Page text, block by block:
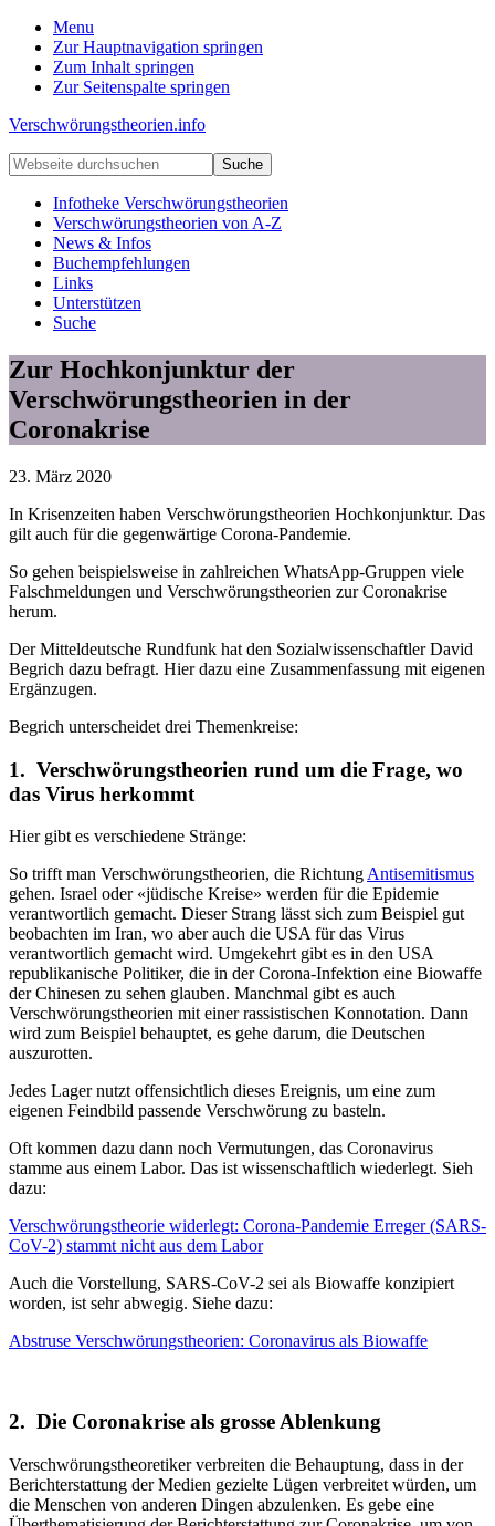
Menu
Zur Hauptnavigation springen
Zum Inhalt springen
Zur Seitenspalte springen
Verschwörungstheorien.info
Beiträge
zu
Merkmalen,
Funktionen
Risiken
konspirationistischen
Denkens
Webseite
durchsuchen
Infotheke Verschwörungstheorien
Verschwörungstheorien von A-Z
News & Infos
Buchempfehlungen
Links
Unterstützen
Suche
Zur Hochkonjunktur der
Verschwörungstheorien in der
Coronakrise
23. März 2020
In Krisenzeiten haben Verschwörungstheorien Hochkonjunktur. Das
gilt auch für die gegenwärtige Corona-Pandemie.
So gehen beispielsweise in zahlreichen WhatsApp-Gruppen viele
Falschmeldungen und Verschwörungstheorien zur Coronakrise
herum.
Der Mitteldeutsche Rundfunk hat den Sozialwissenschaftler David
Begrich dazu befragt. Hier dazu eine Zusammenfassung mit eigenen
Ergänzugen.
Begrich unterscheidet drei Themenkreise:
1. Verschwörungstheorien rund um die Frage, wo
das Virus herkommt
Hier gibt es verschiedene Stränge:
So trifft man Verschwörungstheorien, die Richtung Antisemitismus
gehen. Israel oder «jüdische Kreise» werden für die Epidemie
verantwortlich gemacht. Dieser Strang lässt sich zum Beispiel gut
beobachten im Iran, wo aber auch die USA für das Virus
verantwortlich gemacht wird. Umgekehrt gibt es in den USA
republikanische Politiker, die in der Corona-Infektion eine Biowaffe
der Chinesen zu sehen glauben. Manchmal gibt es auch
Verschwörungstheorien mit einer rassistischen Konnotation. Dann
wird zum Beispiel behauptet, es gehe darum, die Deutschen
auszurotten.
Jedes Lager nutzt offensichtlich dieses Ereignis, um eine zum
eigenen Feindbild passende Verschwörung zu basteln.
Oft kommen dazu dann noch Vermutungen, das Coronavirus
stamme aus einem Labor. Das ist wissenschaftlich wiederlegt. Sieh
dazu:
Verschwörungstheorie widerlegt: Corona-Pandemie Erreger (SARS-
CoV-2) stammt nicht aus dem Labor
Auch die Vorstellung, SARS-CoV-2 sei als Biowaffe konzipiert
worden, ist sehr abwegig. Siehe dazu:
Abstruse Verschwörungstheorien: Coronavirus als Biowaffe
2. Die Coronakrise als grosse Ablenkung
Verschwörungstheoretiker verbreiten die Behauptung, dass in der
Berichterstattung der Medien gezielte Lügen verbreitet würden, um
die Menschen von anderen Dingen abzulenken. Es gebe eine